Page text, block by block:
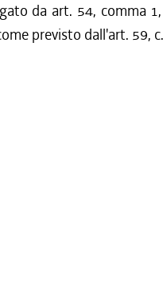
da art. 54, comma
previsto dall'art. 59,